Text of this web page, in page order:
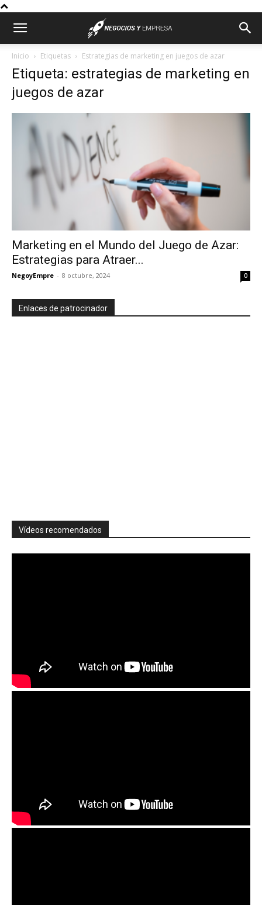
Inicio Etiquetas Estrategias de marketing en juegos de azar
Etiqueta: estrategias de marketing en
juegos de azar
Marketing en el Mundo del Juego de Azar:
Estrategias para Atraer...
NegoyEmpre - 8 octubre, 2024 0
Enlaces de patrocinador
Vídeos recomendados